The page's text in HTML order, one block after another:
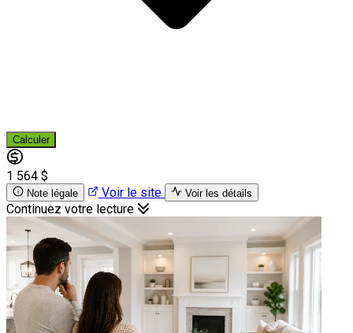
Calculer
1 564 $
Note légale Voir le site Voir les détails
Continuez votre lecture